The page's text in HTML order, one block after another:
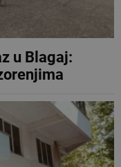
u Blagaj: